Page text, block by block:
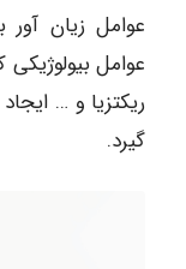
عوامل زیان آور
عوامل
ریکتزیا و …
گیرد.